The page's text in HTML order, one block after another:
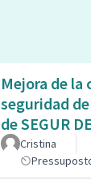
Mejora de la
seguridad
de SEGUR
Cristina